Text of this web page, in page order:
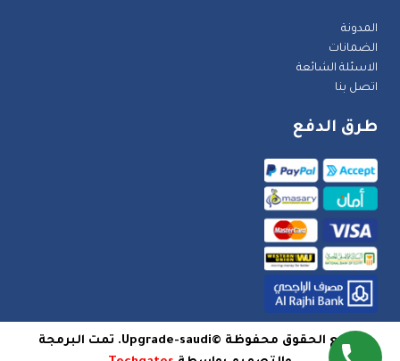
المدونة
الضمانات
الاسئلة الشائعة
اتصل بنا
طرق الدفع
جميع الحقوق محفوظة ©Upgrade-saudi. تمت البرمجة